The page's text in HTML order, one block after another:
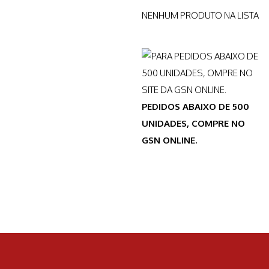
NENHUM PRODUTO NA LISTA
PEDIDOS ABAIXO DE 500
UNIDADES, COMPRE NO
GSN ONLINE.